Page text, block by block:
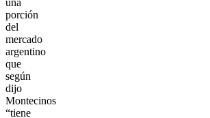
una
porción
del
mercado
argentino
que
según
dijo
Montecinos
“tiene